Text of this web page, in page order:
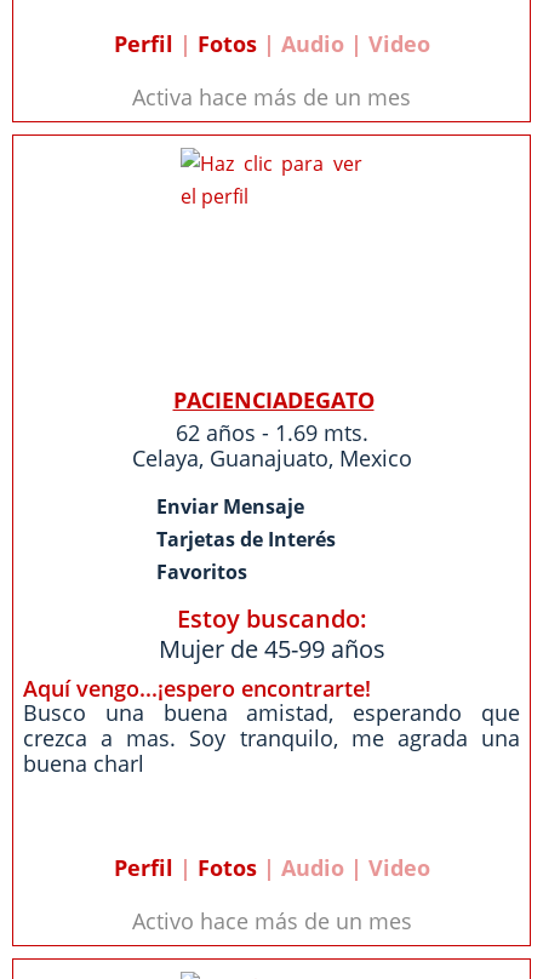
Perfil | Fotos| Audio | Video
Activa hace más de un mes
PACIENCIADEGATO
62 años - 1.69 mts.
Celaya, Guanajuato, Mexico
Enviar Mensaje
Tarjetas de Interés
Favoritos
Estoy buscando:
Mujer de 45-99 años
Aquí vengo...¡espero encontrarte!
Busco una buena amistad, esperando que
crezca a mas. Soy tranquilo, me agrada una
buena charl
Perfil | Fotos| Audio | Video
Activo hace más de un mes